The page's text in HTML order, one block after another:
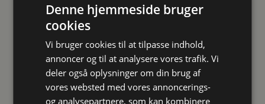
Tag et kig på vores
events og
arrangementer
Denne hjemmeside bruger
cookies
Vi bruger cookies til at tilpasse indhold,
annoncer og til at analysere vores trafik. Vi
deler også oplysninger om din brug af
vores websted med vores annoncerings-
og analysepartnere, som kan kombinere